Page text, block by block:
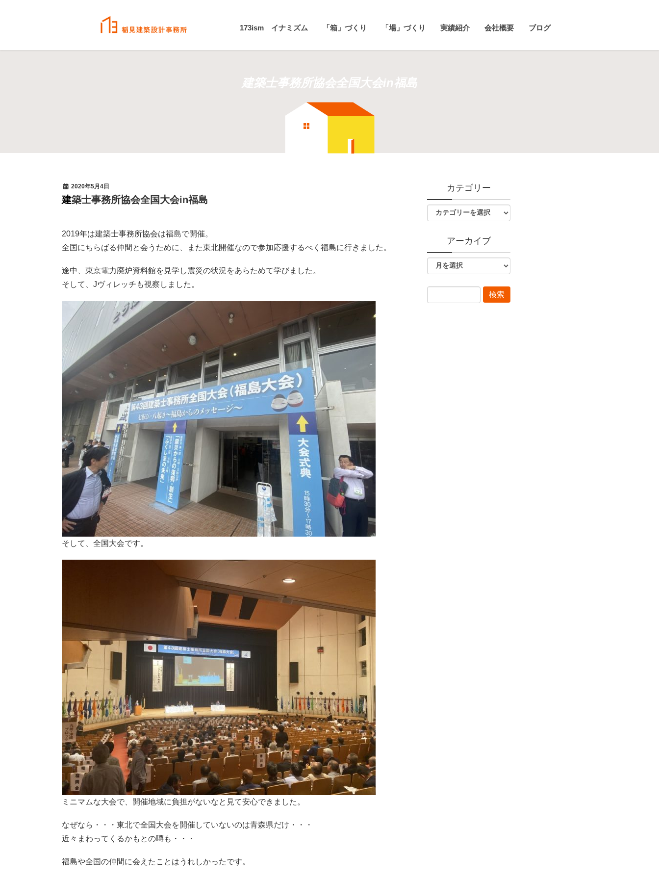
173ism イナミズム 「箱」づくり 「場」づくり 実績紹介 会社概要 ブログ
建築士事務所協会全国大会in福島
2020年5月4日
建築士事務所協会全国大会in福島
2019年は建築士事務所協会は福島で開催。
全国にちらばる仲間と会うために、また東北開催なので参加応援するべく福島に行きました。
途中、東京電力廃炉資料館を見学し震災の状況をあらためて学びました。
そして、Jヴィレッチも視察しました。
そして、全国大会です。
ミニマムな大会で、開催地域に負担がないなと見て安心できました。
なぜなら・・・東北で全国大会を開催していないのは青森県だけ・・・
近々まわってくるかもとの噂も・・・
福島や全国の仲間に会えたことはうれしかったです。
カテゴリー
アーカイブ